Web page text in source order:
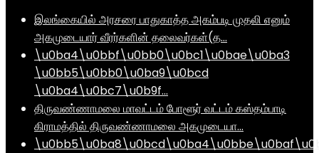
இலங்கையில் அரசரை பாதுகாத்த அகம்படி முதலி எனும்
அகமுடையார் வீரர்களின் தலைவர்கள்(த…
\u0ba4\u0bbf\u0bb0\u0bc1\u0bae\u0ba3
\u0bb5\u0bb0\u0ba9\u0bcd
\u0ba4\u0bc7\u0b9f…
திருவண்ணாமலை மாவட்டம் போளூர் வட்டம் கஸ்தம்பாடி
கிராமத்தில் திருவண்ணாமலை அகமுடையா…